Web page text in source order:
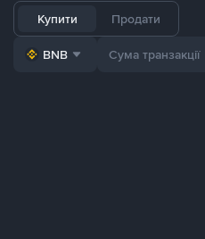
Купити Продати
BNB